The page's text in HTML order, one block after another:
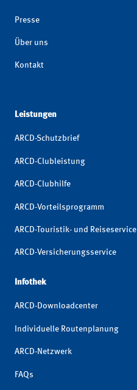
Presse
Über uns
Kontakt
Leistungen
ARCD-Schutzbrief
ARCD-Clubleistung
ARCD-Clubhilfe
ARCD-Vorteilsprogramm
ARCD-Touristik- und Reiseservice
ARCD-Versicherungsservice
Infothek
ARCD-Downloadcenter
Individuelle Routenplanung
ARCD-Netzwerk
FAQs